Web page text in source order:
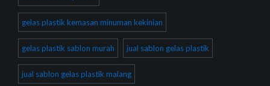
gelas plastik kemasan minuman kekinian
gelas plastik sablon murah jual sablon gelas plastik
jual sablon gelas plastik malang